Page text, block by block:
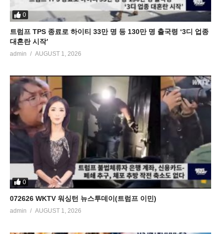
0
트럼프 TPS 종료로 하이티 33만 명 등 130만 명 출국령 ‘3디 업종
대혼란 시작’
admin AUGUST 1, 2026
0
072626 WKTV 워싱턴 뉴스투데이(트럼프 이민)
admin AUGUST 1, 2026